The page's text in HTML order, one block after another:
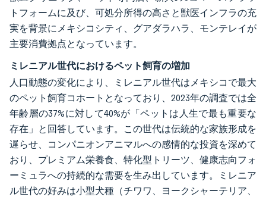
トフォームに及び、可処分所得の高さと獣医インフラの充
実を背景にメキシコシティ、グアダラハラ、モンテレイが
主要消費拠点となっています。
ミレニアル世代におけるペット飼育の増加
人口動態の変化により、ミレニアル世代はメキシコで最大
のペット飼育コホートとなっており、2023年の調査では全
年齢層の37%に対して40%が「ペットは人生で最も重要な
存在」と回答しています。この世代は伝統的な家族形成を
遅らせ、コンパニオンアニマルへの感情的な投資を深めて
おり、プレミアム栄養食、特化型トリーツ、健康志向フォ
ーミュラへの持続的な需要を生み出しています。ミレニア
ル世代の好みは小型犬種（チワワ、ヨークシャーテリア、